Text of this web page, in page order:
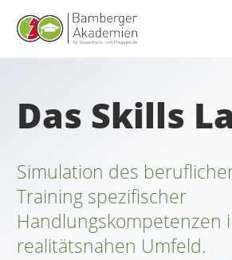
Das Skills
Simulation des
Training spezifischer
Handlungskompetenzen
realitätsnahen Umfeld.